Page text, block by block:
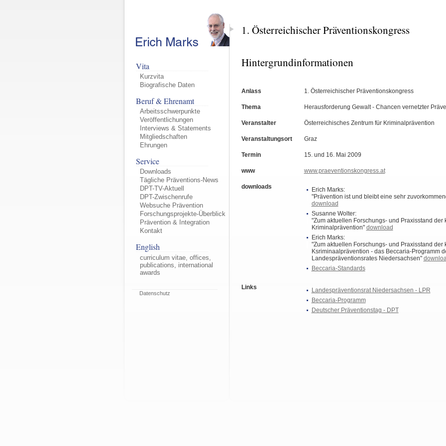
Vita
Kurzvita
Biografische Daten
Beruf & Ehrenamt
Arbeitsschwerpunkte
Veröffentlichungen
Interviews & Statements
Mitgliedschaften
Ehrungen
Service
Downloads
Tägliche Präventions-News
DPT-TV-Aktuell
DPT-Zwischenrufe
Websuche Prävention
Forschungsprojekte-Überblick
Prävention & Integration
Kontakt
English
curriculum vitae, offices,
publications, international
awards
Datenschutz
1. Österreichischer Präventionskongress
Hintergrundinformationen
Anlass 1. Österreichischer Präventionskongress
Thema Herausforderung Gewalt - Chancen vernetzter
Veranstalter Österreichisches Zentrum für Kriminalprävention
Veranstaltungsort Graz
Termin 15. und 16. Mai 2009
www www.praeventionskongress.at
downloads
Erich Marks:
"Prävention ist und bleibt eine sehr
download
Susanne Wolter:
"Zum aktuellen Forschungs- und Praxisstand der
Kriminalprävention" download
Erich Marks:
"Zum aktuellen Forschungs- und Praxisstand der
Ksriminaalprävention - das Beccaria-Programm
Landespräventionsrates Niedersachsen"
Beccaria-Standards
Links
Landespräventionsrat Niedersachsen - LPR
Beccaria-Programm
Deutscher Präventionstag - DPT